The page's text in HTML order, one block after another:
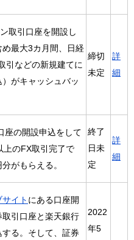
取引口座を開設し
最大3カ月間、日経
引などの新規建てに
がキャッシュバッ
締切
未定
詳
細
座の開設申込をして
上のFX取引完了で
がもらえる。
終了
日未
定
詳
細
イト にある口座開
引口座と楽天銀行
る。そして、証券
2022
年5